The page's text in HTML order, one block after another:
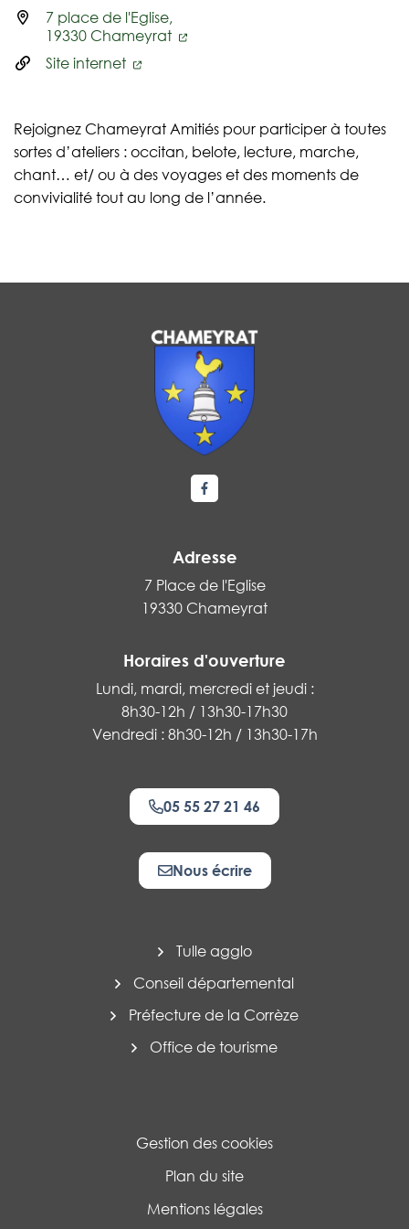
7 place de l'Eglise,
19330 Chameyrat
Site internet
Rejoignez Chameyrat Amitiés pour participer à toutes
sortes d’ateliers : occitan, belote, lecture, marche,
chant… et/ ou à des voyages et des moments de
convivialité tout au long de l’année.
Lien vers le compte Facebook
Adresse
7 Place de l'Eglise
19330 Chameyrat
Horaires d'ouverture
Lundi, mardi, mercredi et jeudi :
8h30-12h / 13h30-17h30
Vendredi : 8h30-12h / 13h30-17h
05 55 27 21 46
Nous écrire
Tulle agglo
Conseil départemental
Préfecture de la Corrèze
Office de tourisme
Gestion des cookies
Plan du site
Mentions légales